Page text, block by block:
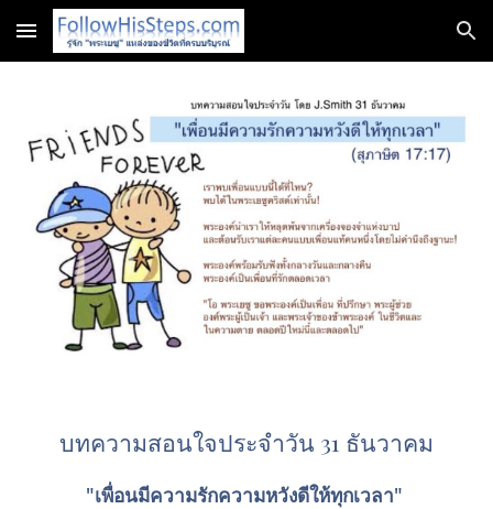
Skip to main content Skip to navigation
บทความสอนใจประจำวัน 31 ธันวาคม
"เพื่อนมีความรักความหวังดีให้ทุกเวลา"